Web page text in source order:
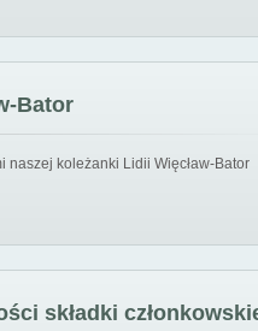
Bator
koleżanki Lidii Więcław-Bator
składki